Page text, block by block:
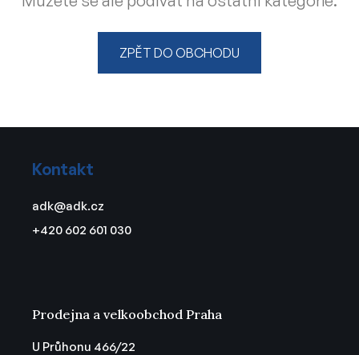
ZPĚT DO OBCHODU
Kontakt
adk@adk.cz
+420 602 601 030
Prodejna a velkoobchod Praha
U Průhonu 466/22